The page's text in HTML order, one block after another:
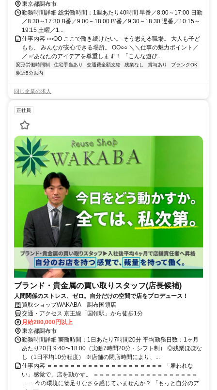
東京都調布市
勤務時間詳細 総労働時間：1週あたり40時間 早番／8:00～17:00 日勤
／8:30～17:30 B番／9:00～18:00 B’番／9:30～18:30 遅番／10:15～
19:15 土曜／1...
仕事内容 ○○ОО ここで働き続けたい。 そう思える職場。 大人も子ど
もも、 みんなが安心できる場所。 ОО○○ ＼＼仕事の魅力ポイント／
／ ✅あなたのアイデアを尊重します！ 「こんな遊び...
変形労働時間制 住宅手当あり 交通費全額支給 残業なし 賞与あり
ブランクOK
駅近5分以内
同じ企業の求人
正社員
ブランド・貴金属の買い取りスタッフ(店長候補)
人間関係のストレス、ゼロ。自分だけの空間で店をプロデュース！
買取ショップWAKABA 調布国領店
交通・アクセス 京王線「国領駅」から徒歩1分
月給280,000円以上
東京都調布市
勤務時間詳細 実働時間：1日あたり7時間20分 平均勤務日数：1ヶ月
あたり20日 9:40〜18:00（実働7時間20分・シフト制） ◎残業ほぼな
し（1日平均10分程度） ※店舗の閉店時間により、...
仕事内容 ＝＝＝＝＝＝＝＝＝＝＝＝＝＝＝＝＝＝＝＝ 「雇われな
い」感覚で、店を動かす。 ＝＝＝＝＝＝＝＝＝＝＝＝＝＝＝＝＝＝
＝＝ 今の環境に物足りなさを感じていませんか？ 「もっと自分のア